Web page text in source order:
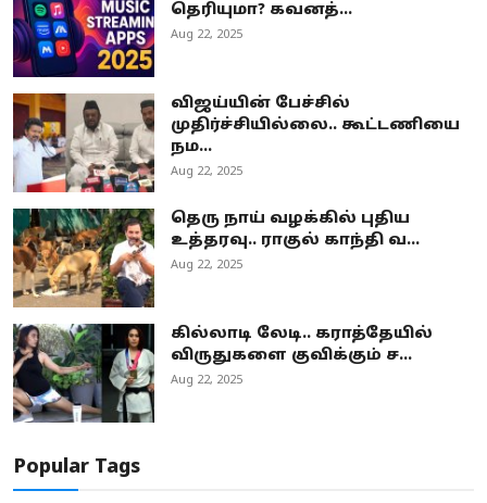
தெரியுமா? கவனத்...
Aug 22, 2025
விஜய்யின் பேச்சில்
முதிர்ச்சியில்லை.. கூட்டணியை
நம...
Aug 22, 2025
தெரு நாய் வழக்கில் புதிய
உத்தரவு.. ராகுல் காந்தி வ...
Aug 22, 2025
கில்லாடி லேடி.. கராத்தேயில்
விருதுகளை குவிக்கும் ச...
Aug 22, 2025
Popular Tags